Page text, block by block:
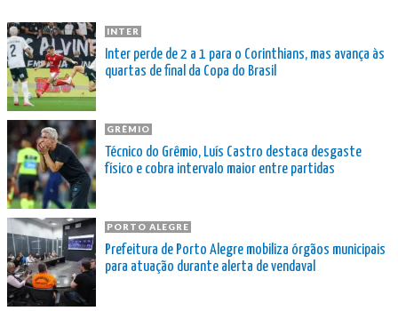
INTER
Inter perde de 2 a 1 para o Corinthians, mas avança às
quartas de final da Copa do Brasil
GRÊMIO
Técnico do Grêmio, Luís Castro destaca desgaste
físico e cobra intervalo maior entre partidas
PORTO ALEGRE
Prefeitura de Porto Alegre mobiliza órgãos municipais
para atuação durante alerta de vendaval